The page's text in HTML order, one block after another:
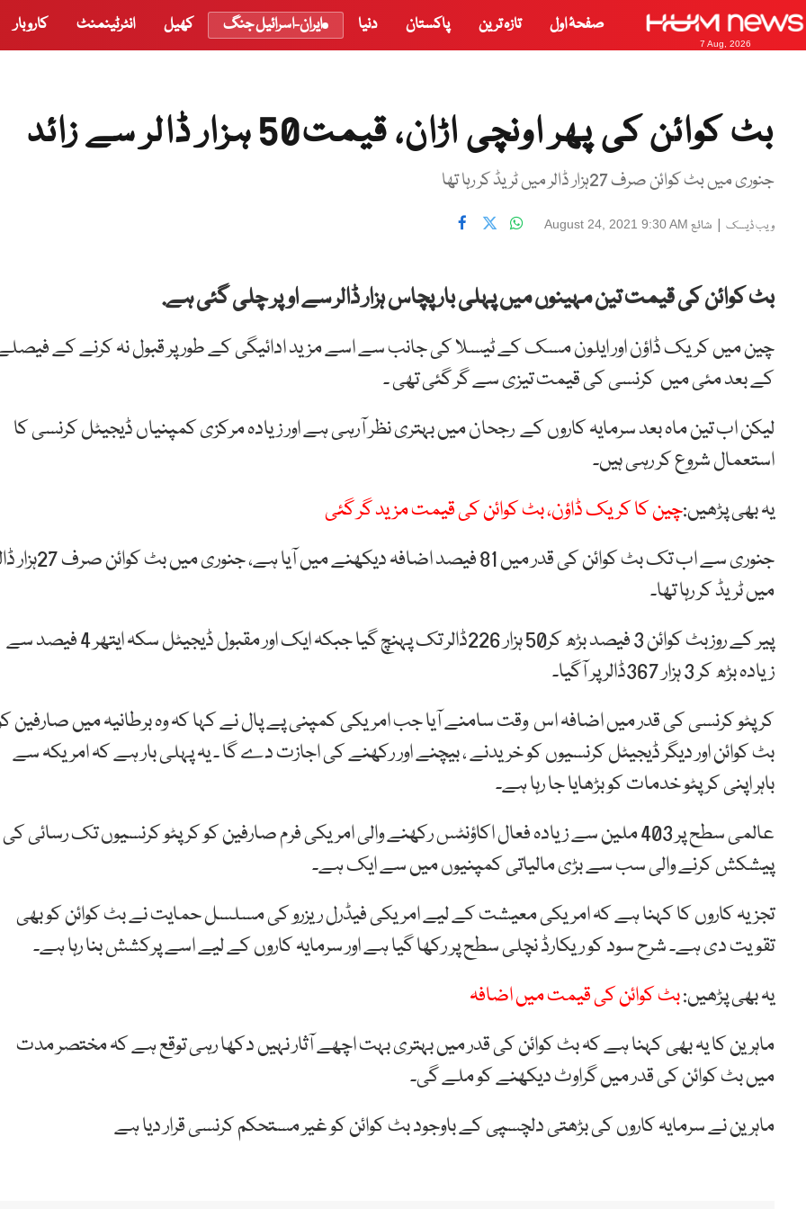
7 Aug, 2026
صفحۂ اول تازہ ترین پاکستان دنیا ایران-اسرائیل جنگ کھیل انٹرٹینمنٹ کاروبار
بٹ کوائن کی پھر اونچی اڑان، قیمت50 ہزار ڈالر سے زائد
جنوری میں بٹ کوائن صرف 27ہزار ڈالر میں ٹریڈ کر رہا تھا
ویب ڈیسک | شائع August 24, 2021 9:30 AM
بٹ کوائن کی قیمت تین مہینوں میں پہلی بار پچاس ہزار ڈالر سے اوپر چلی گئی ہے.
چین میں کریک ڈاؤن اور ایلون مسک کے ٹیسلا کی جانب سے اسے مزید ادائیگی کے طور پر قبول نہ کرنے کے
کے بعد مئی میں کرنسی کی قیمت تیزی سے گر گئی تھی ۔
لیکن اب تین ماہ بعد سرمایہ کاروں کے رجحان میں بہتری نظر آرہی ہے اور زیادہ مرکزی کمپنیاں ڈیجیٹل کرنسی کا
استعمال شروع کر رہی ہیں۔
یہ بھی پڑھیں:چین کا کریک ڈاؤن، بٹ کوائن کی قیمت مزید گر گئی
جنوری سے اب تک بٹ کوائن کی قدر میں 81 فیصد اضافہ دیکھنے میں آیا ہے، جنوری
میں ٹریڈ کر رہا تھا۔
پیر کے روزبٹ کوائن 3 فیصد بڑھ کر50 ہزار 226ڈالر تک پہنچ گیا جبکہ ایک اور مقبول ڈیجیٹل سکہ ایتھر 4 فیصد سے
زیادہ بڑھ کر 3 ہزار 367ڈالر پر آگیا۔
کرپٹو کرنسی کی قدر میں اضافہ اس وقت سامنے آیا جب امریکی کمپنی پے پال نے کہا کہ وہ برطانیہ میں صارفین
بٹ کوائن اور دیگر ڈیجیٹل کرنسیوں کو خریدنے ، بیچنے اور رکھنے کی اجازت دے گا ۔ یہ پہلی بار ہے کہ امریکہ سے
باہر اپنی کرپٹو خدمات کو بڑھایا جا رہا ہے۔
عالمی سطح پر 403 ملین سے زیادہ فعال اکاؤنٹس رکھنے والی امریکی فرم صارفین کو کرپٹو کرنسیوں تک رسائی کی
پیشکش کرنے والی سب سے بڑی مالیاتی کمپنیوں میں سے ایک ہے۔
تجزیہ کاروں کا کہنا ہے کہ امریکی معیشت کے لیے امریکی فیڈرل ریزرو کی مسلسل حمایت نے بٹ کوائن کو بھی
تقویت دی ہے۔ شرح سود کو ریکارڈ نچلی سطح پر رکھا گیا ہے اور سرمایہ کاروں کے لیے اسے پرکشش بنا رہا ہے۔
یہ بھی پڑھیں:بٹ کوائن کی قیمت میں اضافہ
ماہرین کا یہ بھی کہنا ہے کہ بٹ کوائن کی قدر میں بہتری بہت اچھے آثار نہیں دکھا رہی توقع ہے کہ مختصر مدت
میں بٹ کوائن کی قدر میں گراوٹ دیکھنے کو ملے گی۔
ماہرین نے سرمایہ کاروں کی بڑھتی دلچسپی کے باوجود بٹ کوائن کو غیر مستحکم کرنسی قرار دیا ہے